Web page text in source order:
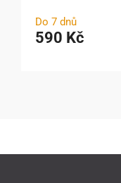
Do 7 dnů
590 Kč